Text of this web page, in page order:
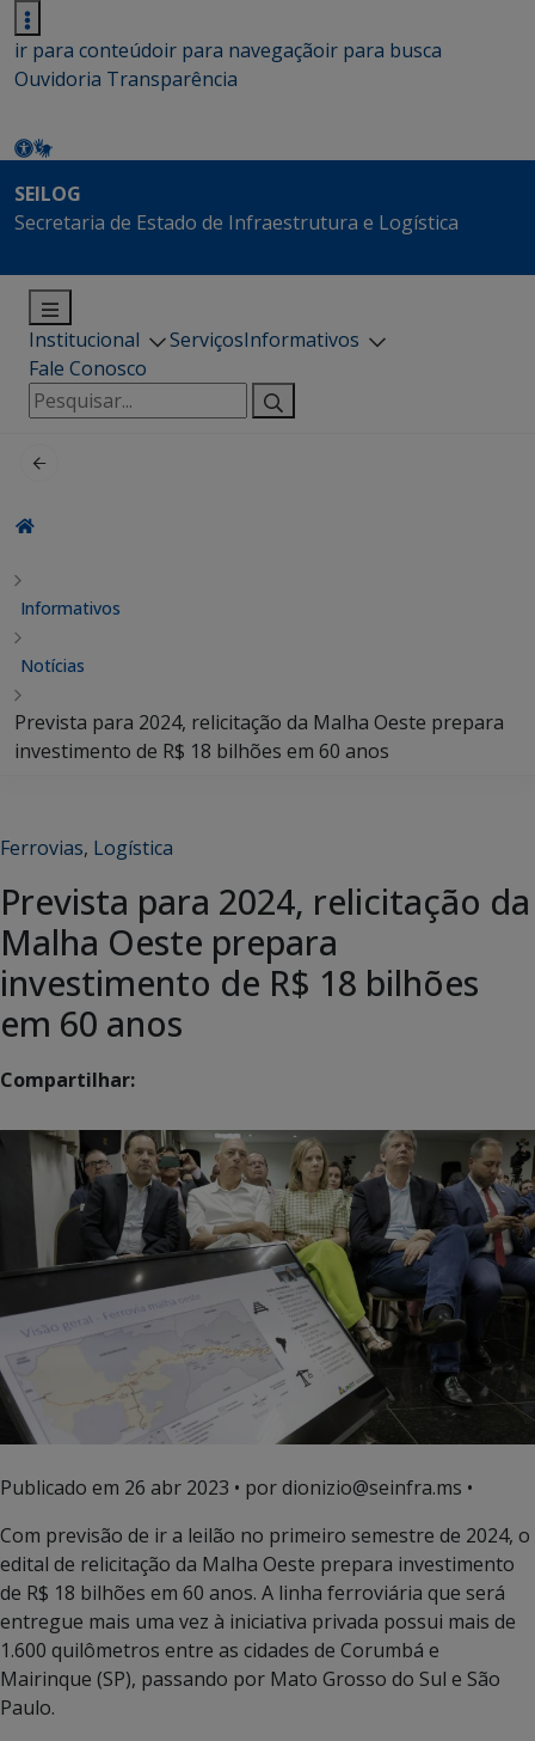
ir para conteúdoir para navegaçãoir para busca
Ouvidoria Transparência
SEILOG
Secretaria de Estado de Infraestrutura e Logística
Institucional ServiçosInformativos
Fale Conosco
Pesquisar
por:
Informativos
Notícias
Prevista para 2024, relicitação da Malha Oeste prepara
investimento de R$ 18 bilhões em 60 anos
Ferrovias, Logística
Prevista para 2024, relicitação da
Malha Oeste prepara
investimento de R$ 18 bilhões
em 60 anos
Compartilhar:
Publicado em 26 abr 2023 • por dionizio@seinfra.ms •
Com previsão de ir a leilão no primeiro semestre de 2024, o
edital de relicitação da Malha Oeste prepara investimento
de R$ 18 bilhões em 60 anos. A linha ferroviária que será
entregue mais uma vez à iniciativa privada possui mais de
1.600 quilômetros entre as cidades de Corumbá e
Mairinque (SP), passando por Mato Grosso do Sul e São
Paulo.